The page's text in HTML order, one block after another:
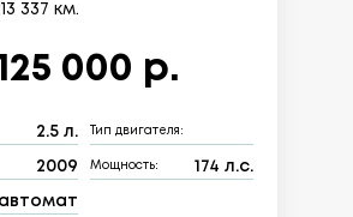
337 км.
000 р.
2.5 л. Тип двигателя:
2009 Мощность: 174 л.с.
автомат